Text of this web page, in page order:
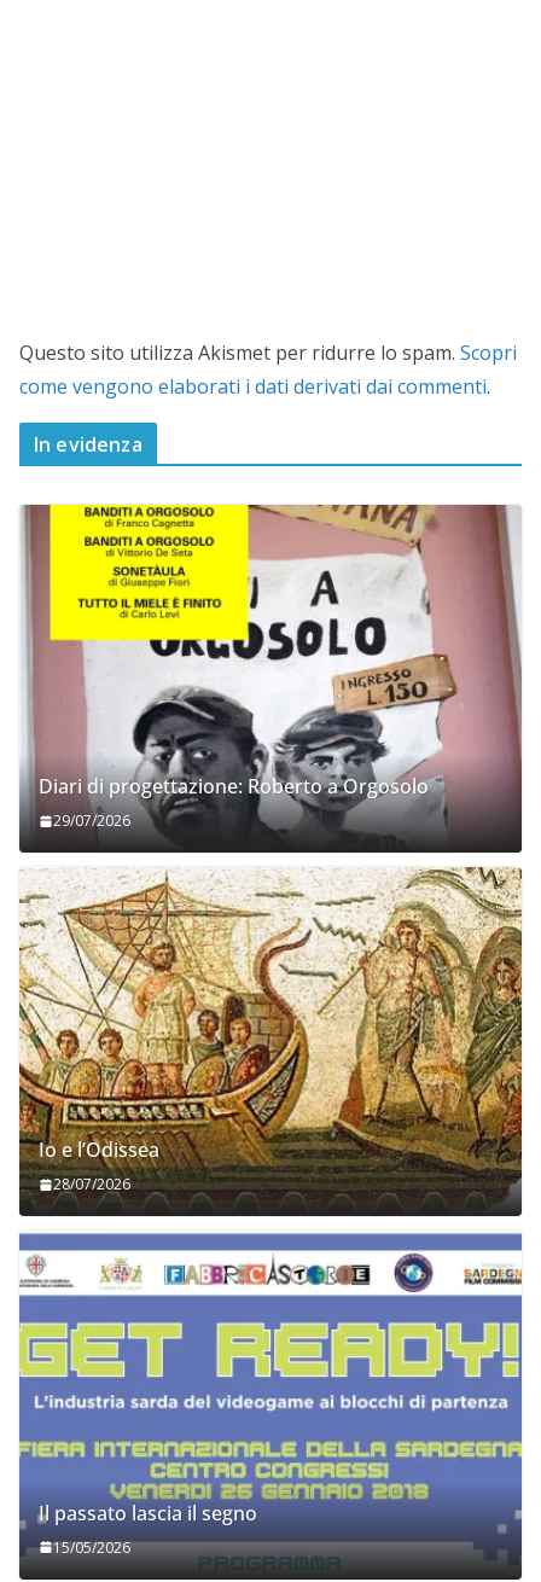
Questo sito utilizza Akismet per ridurre lo spam. Scopri
come vengono elaborati i dati derivati dai commenti.
In evidenza
Diari di progettazione: Roberto a Orgosolo
29/07/2026
Io e l’Odissea
28/07/2026
Il passato lascia il segno
15/05/2026